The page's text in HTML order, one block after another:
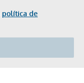
política de